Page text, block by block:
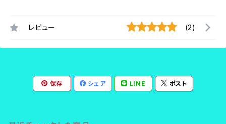
レビュー (2)
保存 シェア LINE ポスト